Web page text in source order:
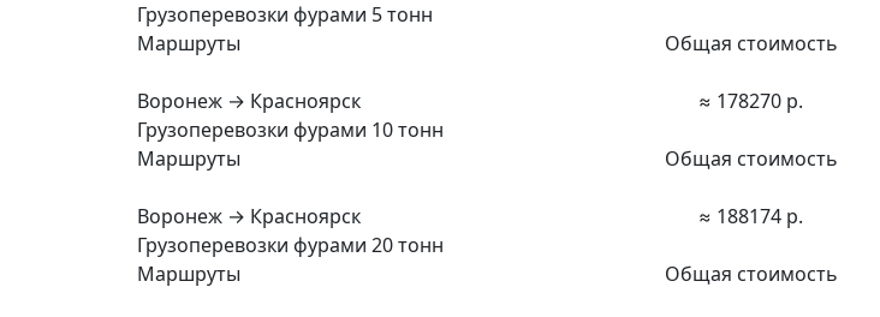
Грузоперевозки фурами 5 тонн
Маршруты
Общая стоимость
Воронеж → Красноярск
≈ 178270 р.
Грузоперевозки фурами 10 тонн
Маршруты
Общая стоимость
Воронеж → Красноярск
≈ 188174 р.
Грузоперевозки фурами 20 тонн
Маршруты
Общая стоимость